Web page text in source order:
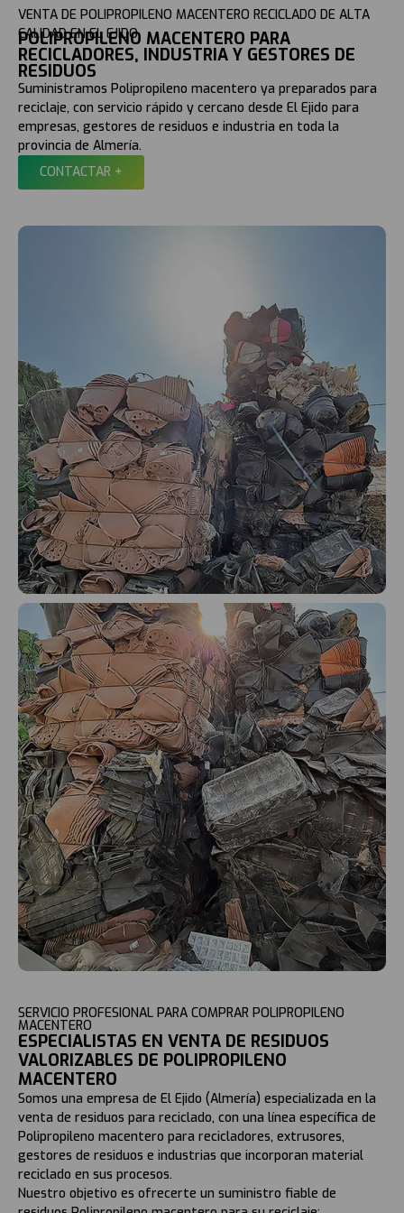
VENTA DE POLIPROPILENO MACENTERO RECICLADO DE ALTA
CALIDAD EN EL EJIDO
POLIPROPILENO MACENTERO PARA
RECICLADORES, INDUSTRIA Y GESTORES DE
RESIDUOS
Suministramos Polipropileno macentero ya preparados para
reciclaje, con servicio rápido y cercano desde El Ejido para
empresas, gestores de residuos e industria en toda la
provincia de Almería.
CONTACTAR +
SERVICIO PROFESIONAL PARA COMPRAR POLIPROPILENO
MACENTERO
ESPECIALISTAS EN VENTA DE RESIDUOS
VALORIZABLES DE POLIPROPILENO
MACENTERO
Somos una empresa de El Ejido (Almería) especializada en la
venta de residuos para reciclado, con una línea específica de
Polipropileno macentero para recicladores, extrusores,
gestores de residuos e industrias que incorporan material
reciclado en sus procesos.
Nuestro objetivo es ofrecerte un suministro fiable de